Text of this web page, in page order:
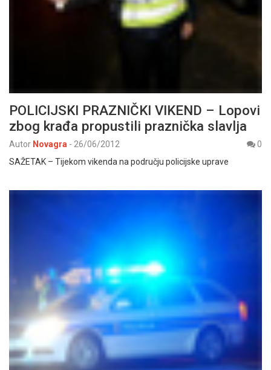
POLICIJSKI PRAZNIČKI VIKEND – Lopovi
zbog krađa propustili praznička slavlja
Autor Novagra - 26/06/2012
0
SAŽETAK – Tijekom vikenda na području policijske uprave